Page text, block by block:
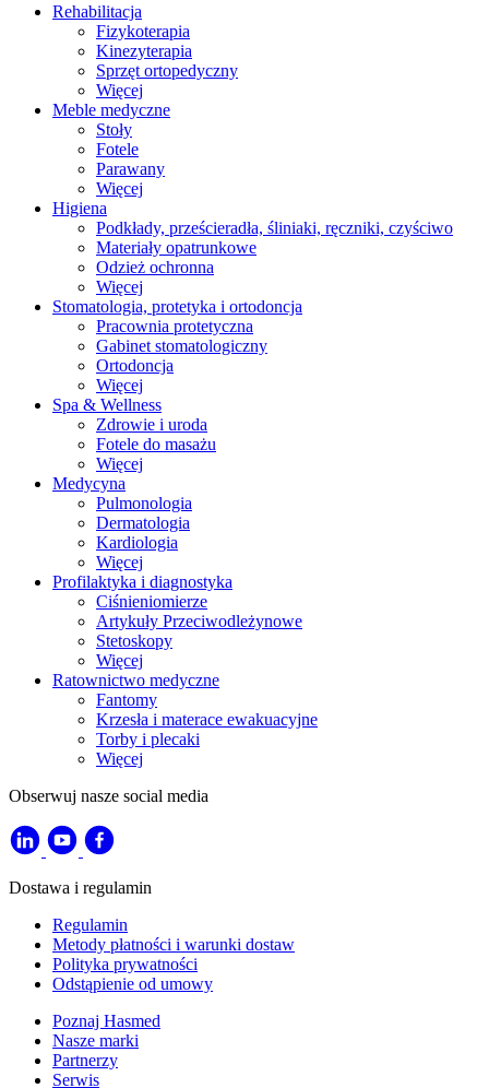
Rehabilitacja
Fizykoterapia
Kinezyterapia
Sprzęt ortopedyczny
Więcej
Meble medyczne
Stoły
Fotele
Parawany
Więcej
Higiena
Podkłady, prześcieradła, śliniaki, ręczniki, czyściwo
Materiały opatrunkowe
Odzież ochronna
Więcej
Stomatologia, protetyka i ortodoncja
Pracownia protetyczna
Gabinet stomatologiczny
Ortodoncja
Więcej
Spa & Wellness
Zdrowie i uroda
Fotele do masażu
Więcej
Medycyna
Pulmonologia
Dermatologia
Kardiologia
Więcej
Profilaktyka i diagnostyka
Ciśnieniomierze
Artykuły Przeciwodleżynowe
Stetoskopy
Więcej
Ratownictwo medyczne
Fantomy
Krzesła i materace ewakuacyjne
Torby i plecaki
Więcej
Obserwuj nasze social media
Dostawa i regulamin
Regulamin
Metody płatności i warunki dostaw
Polityka prywatności
Odstąpienie od umowy
Poznaj Hasmed
Nasze marki
Partnerzy
Serwis